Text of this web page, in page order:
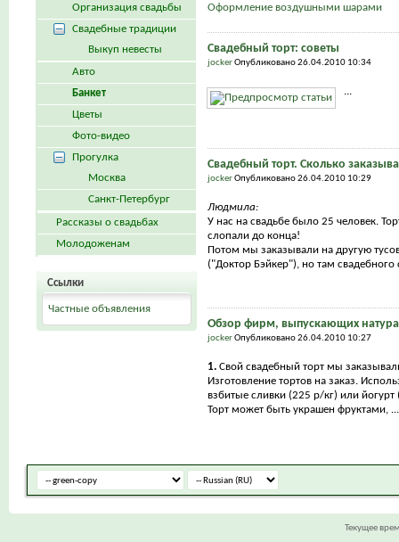
Оформление воздушными шарами
Свадебный торт: советы
jockerОпубликовано 26.04.2010 10:34
...
Свадебный торт. Сколько
jockerОпубликовано 26.04.2010 10:29
Людмила:
У нас на свадьбе было 25 человек.
слопали до конца!
Потом мы заказывали на другую
("Доктор Бэйкер"), но там свадебного
Обзор фирм, выпускающих
jockerОпубликовано 26.04.2010 10:27
1. Свой свадебный торт мы
Изготовление тортов на заказ.
взбитые сливки (225 р/кг) или йогурт
Торт может быть украшен фруктами, ...
Организация свадьбы
Свадебные традиции
Выкуп невесты
Авто
Банкет
Цветы
Фото-видео
Прогулка
Москва
Санкт-Петербург
Рассказы о свадьбах
Молодоженам
Ссылки
Частные объявления
Текущее